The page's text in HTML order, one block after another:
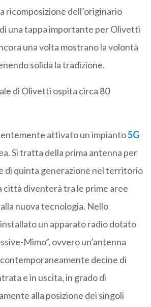
ricomposizione dell’originario
una tappa importante per Olivetti
una volta mostrano la volontà
solida la tradizione.
di Olivetti ospita circa 80
attivato un impianto5G
Si tratta della prima antenna per
di quinta generazione nel territorio
città diventerà tra le prime aree
nuova tecnologia. Nello
un apparato radio dotato
Mimo”, ovvero un’antenna
decine di
e in uscita, in grado di
alla posizione dei singoli